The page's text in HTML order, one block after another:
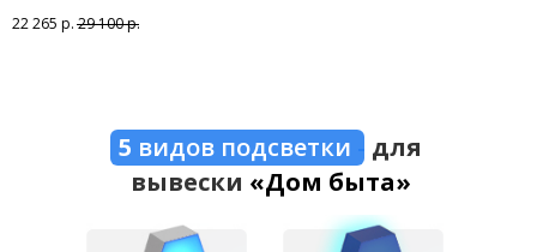
22 265 р. 29 100р.
5 видов подсветки - для
вывески «Дом быта»